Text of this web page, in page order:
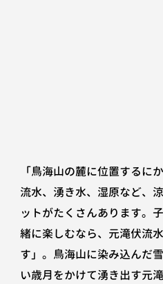
「鳥海山の麓に位置するに
流水、湧き水、湿原など、
ットがたくさんあります。
緒に楽しむなら、元滝伏流
す」。鳥海山に染み込んだ
い歳月をかけて湧き出す元